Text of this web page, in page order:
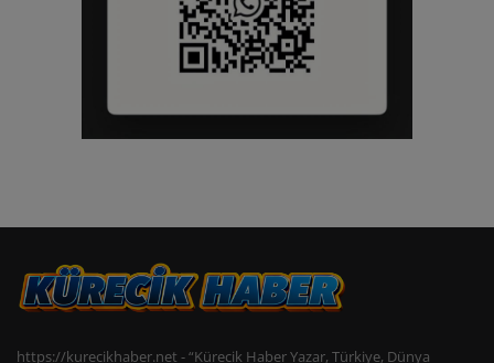
https://kurecikhaber.net - “Kürecik Haber Yazar, Türkiye, Dünya